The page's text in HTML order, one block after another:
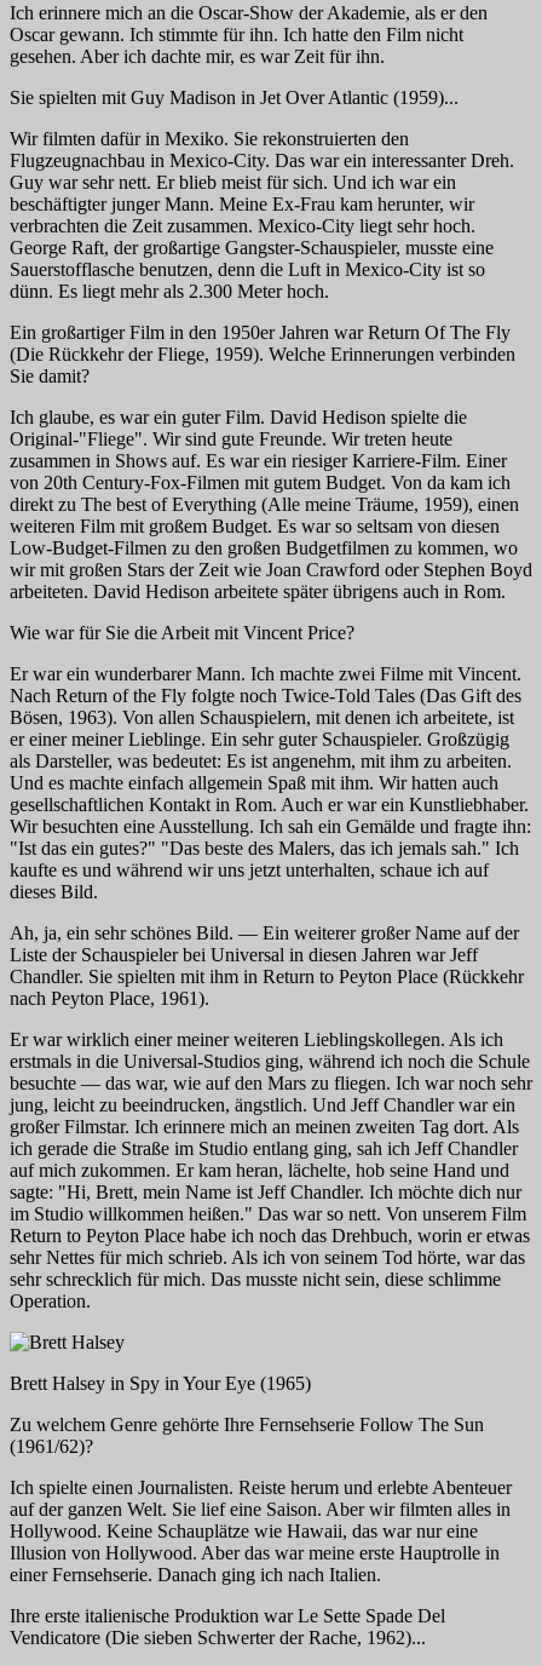
Ich erinnere mich an die Oscar-Show der Akademie, als er den
Oscar gewann. Ich stimmte für ihn. Ich hatte den Film nicht
gesehen. Aber ich dachte mir, es war Zeit für ihn.
Sie spielten mit Guy Madison in Jet Over Atlantic (1959)...
Wir filmten dafür in Mexiko. Sie rekonstruierten den
Flugzeugnachbau in Mexico-City. Das war ein interessanter Dreh.
Guy war sehr nett. Er blieb meist für sich. Und ich war ein
beschäftigter junger Mann. Meine Ex-Frau kam herunter, wir
verbrachten die Zeit zusammen. Mexico-City liegt sehr hoch.
George Raft, der großartige Gangster-Schauspieler, musste eine
Sauerstofflasche benutzen, denn die Luft in Mexico-City ist so
dünn. Es liegt mehr als 2.300 Meter hoch.
Ein großartiger Film in den 1950er Jahren warReturn Of The Fly
(Die Rückkehr der Fliege, 1959). Welche Erinnerungen verbinden
Sie damit?
Ich glaube, es war ein guter Film. David Hedison spielte die
Original-"Fliege". Wir sind gute Freunde. Wir treten heute
zusammen in Shows auf. Es war ein riesiger Karriere-Film. Einer
von 20th Century-Fox-Filmen mit gutem Budget. Von da kam ich
direkt zu The best of Everything (Alle meine Träume, 1959), einen
weiteren Film mit großem Budget. Es war so seltsam von diesen
Low-Budget-Filmen zu den großen Budgetfilmen zu kommen, wo
wir mit großen Stars der Zeit wie Joan Crawford oder Stephen Boyd
arbeiteten. David Hedison arbeitete später übrigens auch in Rom.
Wie war für Sie die Arbeit mit Vincent Price?
Er war ein wunderbarer Mann. Ich machte zwei Filme mit Vincent.
Nach Return of the Fly folgte noch Twice-Told Tales (Das Gift des
Bösen, 1963). Von allen Schauspielern, mit denen ich arbeitete, ist
er einer meiner Lieblinge. Ein sehr guter Schauspieler. Großzügig
als Darsteller, was bedeutet: Es ist angenehm, mit ihm zu arbeiten.
Und es machte einfach allgemein Spaß mit ihm. Wir hatten auch
gesellschaftlichen Kontakt in Rom. Auch er war ein Kunstliebhaber.
Wir besuchten eine Ausstellung. Ich sah ein Gemälde und fragte ihn:
"Ist das ein gutes?" "Das beste des Malers, das ich jemals sah." Ich
kaufte es und während wir uns jetzt unterhalten, schaue ich auf
dieses Bild.
Ah, ja, ein sehr schönes Bild. — Ein weiterer großer Name auf der
Liste der Schauspieler bei Universal in diesen Jahren war Jeff
Chandler. Sie spielten mit ihm in Return to Peyton Place (Rückkehr
nach Peyton Place, 1961).
Er war wirklich einer meiner weiteren Lieblingskollegen. Als ich
erstmals in die Universal-Studios ging, während ich noch die Schule
besuchte — das war, wie auf den Mars zu fliegen. Ich war noch sehr
jung, leicht zu beeindrucken, ängstlich. Und Jeff Chandler war ein
großer Filmstar. Ich erinnere mich an meinen zweiten Tag dort. Als
ich gerade die Straße im Studio entlang ging, sah ich Jeff Chandler
auf mich zukommen. Er kam heran, lächelte, hob seine Hand und
sagte: "Hi, Brett, mein Name ist Jeff Chandler. Ich möchte dich nur
im Studio willkommen heißen." Das war so nett. Von unserem Film
Return to Peyton Place habe ich noch das Drehbuch, worin er etwas
sehr Nettes für mich schrieb. Als ich von seinem Tod hörte, war das
sehr schrecklich für mich. Das musste nicht sein, diese schlimme
Operation.
Brett Halsey in Spy in Your Eye (1965)
Zu welchem Genre gehörte Ihre Fernsehserie Follow The Sun
(1961/62)?
Ich spielte einen Journalisten. Reiste herum und erlebte Abenteuer
auf der ganzen Welt. Sie lief eine Saison. Aber wir filmten alles in
Hollywood. Keine Schauplätze wie Hawaii, das war nur eine
Illusion von Hollywood. Aber das war meine erste Hauptrolle in
einer Fernsehserie. Danach ging ich nach Italien.
Ihre erste italienische Produktion warLe Sette Spade Del
Vendicatore (Die sieben Schwerter der Rache, 1962)...